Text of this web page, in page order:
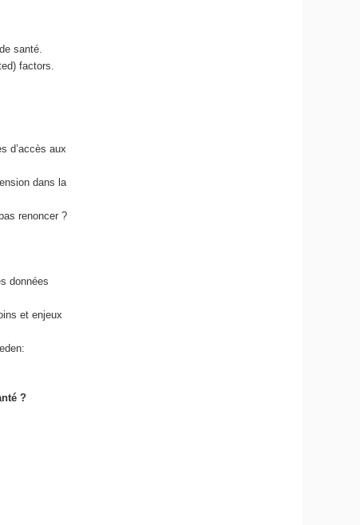
santé.
factors.
d’accès aux
dans la
renoncer ?
données
et enjeux
?